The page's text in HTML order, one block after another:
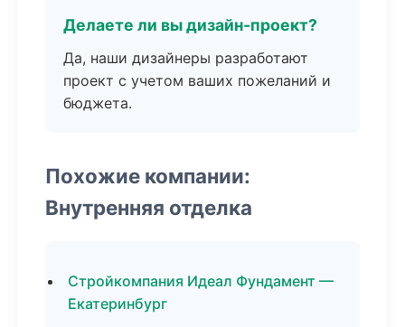
Делаете ли вы дизайн-проект?
Да, наши дизайнеры разработают
проект с учетом ваших пожеланий и
бюджета.
Похожие компании:
Внутренняя отделка
Стройкомпания Идеал Фундамент —
Екатеринбург